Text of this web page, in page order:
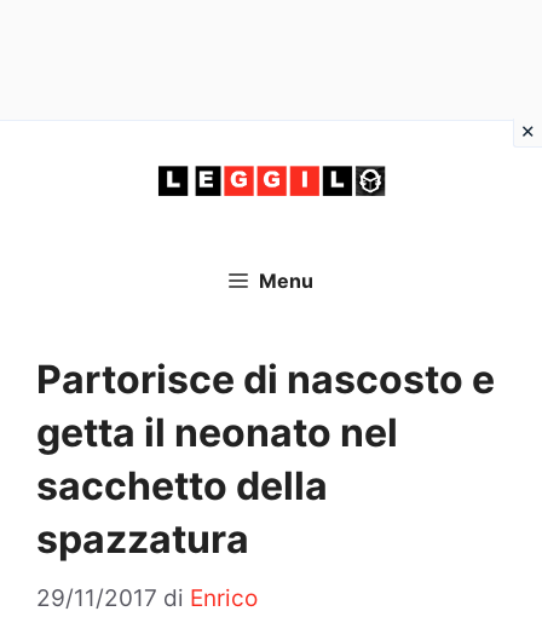
Menu
Partorisce di nascosto e
getta il neonato nel
sacchetto della
spazzatura
29/11/2017 di Enrico